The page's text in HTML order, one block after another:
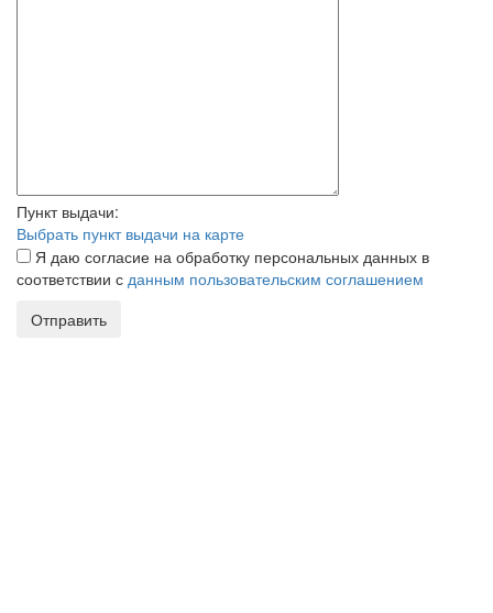
Пункт выдачи:
Выбрать пункт выдачи на карте
Я даю согласие на обработку персональных данных в
соответствии с данным пользовательским соглашением
Отправить